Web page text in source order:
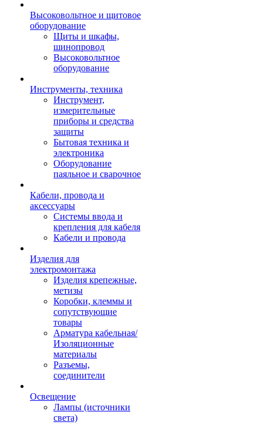
Высоковольтное и щитовое
оборудование
Щиты и шкафы,
шинопровод
Высоковольтное
оборудование
Инструменты, техника
Инструмент,
измерительные
приборы и средства
защиты
Бытовая техника и
электроника
Оборудование
паяльное и сварочное
Кабели, провода и
аксессуары
Системы ввода и
крепления для кабеля
Кабели и провода
Изделия для
электромонтажа
Изделия крепежные,
метизы
Коробки, клеммы и
сопутствующие
товары
Арматура кабельная/
Изоляционные
материалы
Разъемы,
соединители
Освещение
Лампы (источники
света)